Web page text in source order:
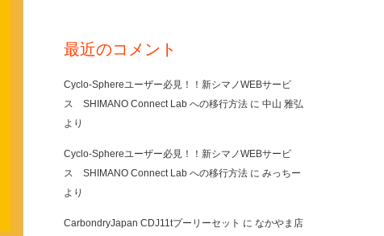
最近のコメント
Cyclo-Sphereユーザー必見！！新シマノWEBサービ
ス SHIMANO Connect Lab への移行方法 に 中山 雅弘
より
Cyclo-Sphereユーザー必見！！新シマノWEBサービ
ス SHIMANO Connect Lab への移行方法 に みっちー
より
CarbondryJapan CDJ11tプーリーセット に なかやま店